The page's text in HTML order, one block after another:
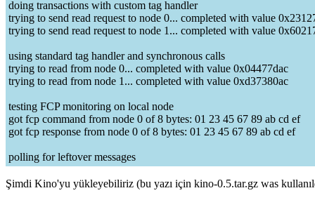
doing transactions with custom tag handler
trying to send read request to node 0... completed with value
trying to send read request to node 1... completed with value
using standard tag handler and synchronous calls
trying to read from node 0... completed with value 0x04477dac
trying to read from node 1... completed with value 0xd37380ac
testing FCP monitoring on local node
got fcp command from node 0 of 8 bytes: 01 23 45 67 89 ab cd ef
got fcp response from node 0 of 8 bytes: 01 23 45 67 89 ab cd ef
polling for leftover messages
Şimdi Kino'yu yükleyebiliriz (bu yazı için kino-0.5.tar.gz was